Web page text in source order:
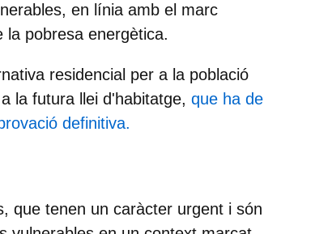
en línia amb el marc
la pobresa energètica.
residencial per a la població
la futura llei d'habitatge, que ha de
definitiva.
que tenen un caràcter urgent i són